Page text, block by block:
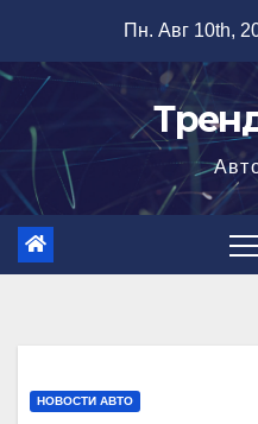
содержимому
Пн. Авг 10th,
НОВОСТИ АВТО